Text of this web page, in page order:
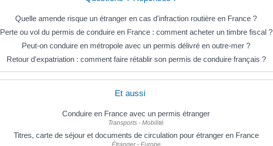
Quelle amende risque un étranger en cas d'infraction routière en France ?
Perte ou vol du permis de conduire en France : comment acheter un timbre fiscal ?
Peut-on conduire en métropole avec un permis délivré en outre-mer ?
Retour d'expatriation : comment faire rétablir son permis de conduire français ?
Et aussi
Conduire en France avec un permis étranger
Transports - Mobilité
Titres, carte de séjour et documents de circulation pour étranger en France